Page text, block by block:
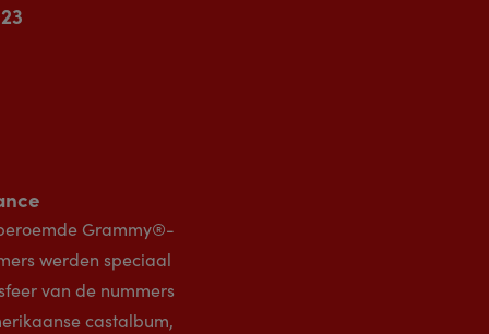
Grammy®-
werden speciaal
van de nummers
castalbum,